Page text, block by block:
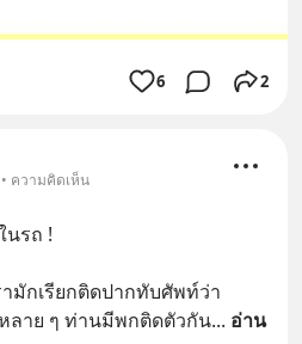
6 2
ความคิดเห็น
นรถ !
มักเรียกติดปากทับศัพท์ว่า
ลาย ๆ ท่านมีพกติดตัวกัน... อ่าน